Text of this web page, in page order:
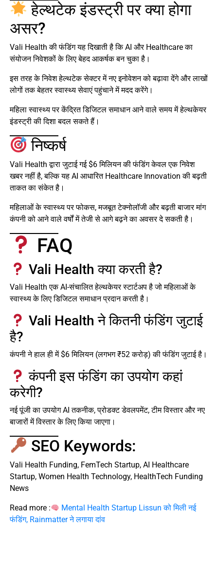
हेल्थटेक इंडस्ट्री पर क्या होगा
असर?
Vali Health की फंडिंग यह दिखाती है कि AI और Healthcare का
संयोजन निवेशकों के लिए बेहद आकर्षक बन चुका है।
इस तरह के निवेश हेल्थटेक सेक्टर में नए इनोवेशन को बढ़ावा देंगे और लाखों
लोगों तक बेहतर स्वास्थ्य सेवाएं पहुंचाने में मदद करेंगे।
महिला स्वास्थ्य पर केंद्रित डिजिटल समाधान आने वाले समय में हेल्थकेयर
इंडस्ट्री की दिशा बदल सकते हैं।
निष्कर्ष
Vali Health द्वारा जुटाई गई $6 मिलियन की फंडिंग केवल एक निवेश
खबर नहीं है, बल्कि यह AI आधारित Healthcare Innovation की बढ़ती
ताकत का संकेत है।
महिलाओं के स्वास्थ्य पर फोकस, मजबूत टेक्नोलॉजी और बढ़ती बाजार मांग
कंपनी को आने वाले वर्षों में तेजी से आगे बढ़ने का अवसर दे सकती है।
FAQ
Vali Health क्या करती है?
Vali Health एक AI-संचालित हेल्थकेयर स्टार्टअप है जो महिलाओं के
स्वास्थ्य के लिए डिजिटल समाधान प्रदान करती है।
Vali Health ने कितनी फंडिंग जुटाई
है?
कंपनी ने हाल ही में $6 मिलियन (लगभग ₹52 करोड़) की फंडिंग जुटाई है।
कंपनी इस फंडिंग का उपयोग कहां
करेगी?
नई पूंजी का उपयोग AI तकनीक, प्रोडक्ट डेवलपमेंट, टीम विस्तार और नए
बाजारों में विस्तार के लिए किया जाएगा।
SEO Keywords:
Vali Health Funding, FemTech Startup, AI Healthcare
Startup, Women Health Technology, HealthTech Funding
News
Read more :
Mental Health Startup Lissun को मिली नई
फंडिंग, Rainmatter ने लगाया दांव